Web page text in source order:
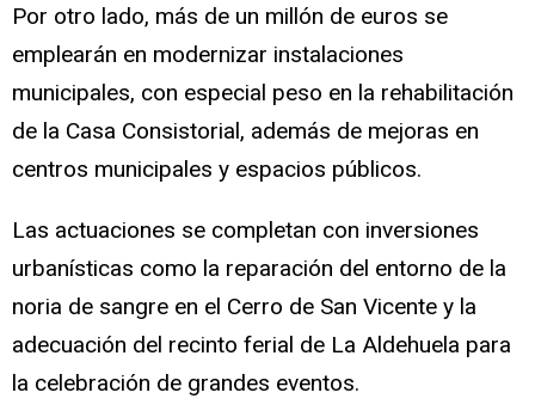
Por otro lado, más de un millón de euros se
emplearán en modernizar instalaciones
municipales, con especial peso en la rehabilitación
de la Casa Consistorial, además de mejoras en
centros municipales y espacios públicos.
Las actuaciones se completan con inversiones
urbanísticas como la reparación del entorno de la
noria de sangre en el Cerro de San Vicente y la
adecuación del recinto ferial de La Aldehuela para
la celebración de grandes eventos.